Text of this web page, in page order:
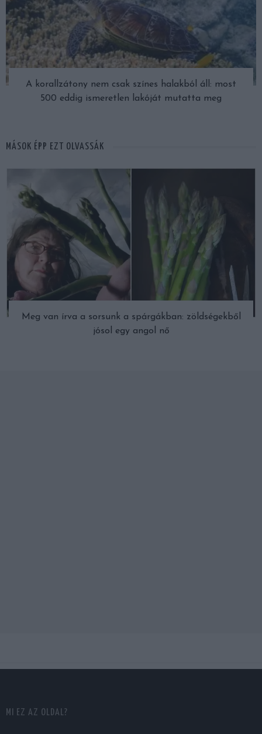
A korallzátony nem csak színes halakból áll: most
500 eddig ismeretlen lakóját mutatta meg
MÁSOK ÉPP EZT OLVASSÁK
Meg van írva a sorsunk a spárgákban: zöldségekből
jósol egy angol nő
MI EZ AZ OLDAL?